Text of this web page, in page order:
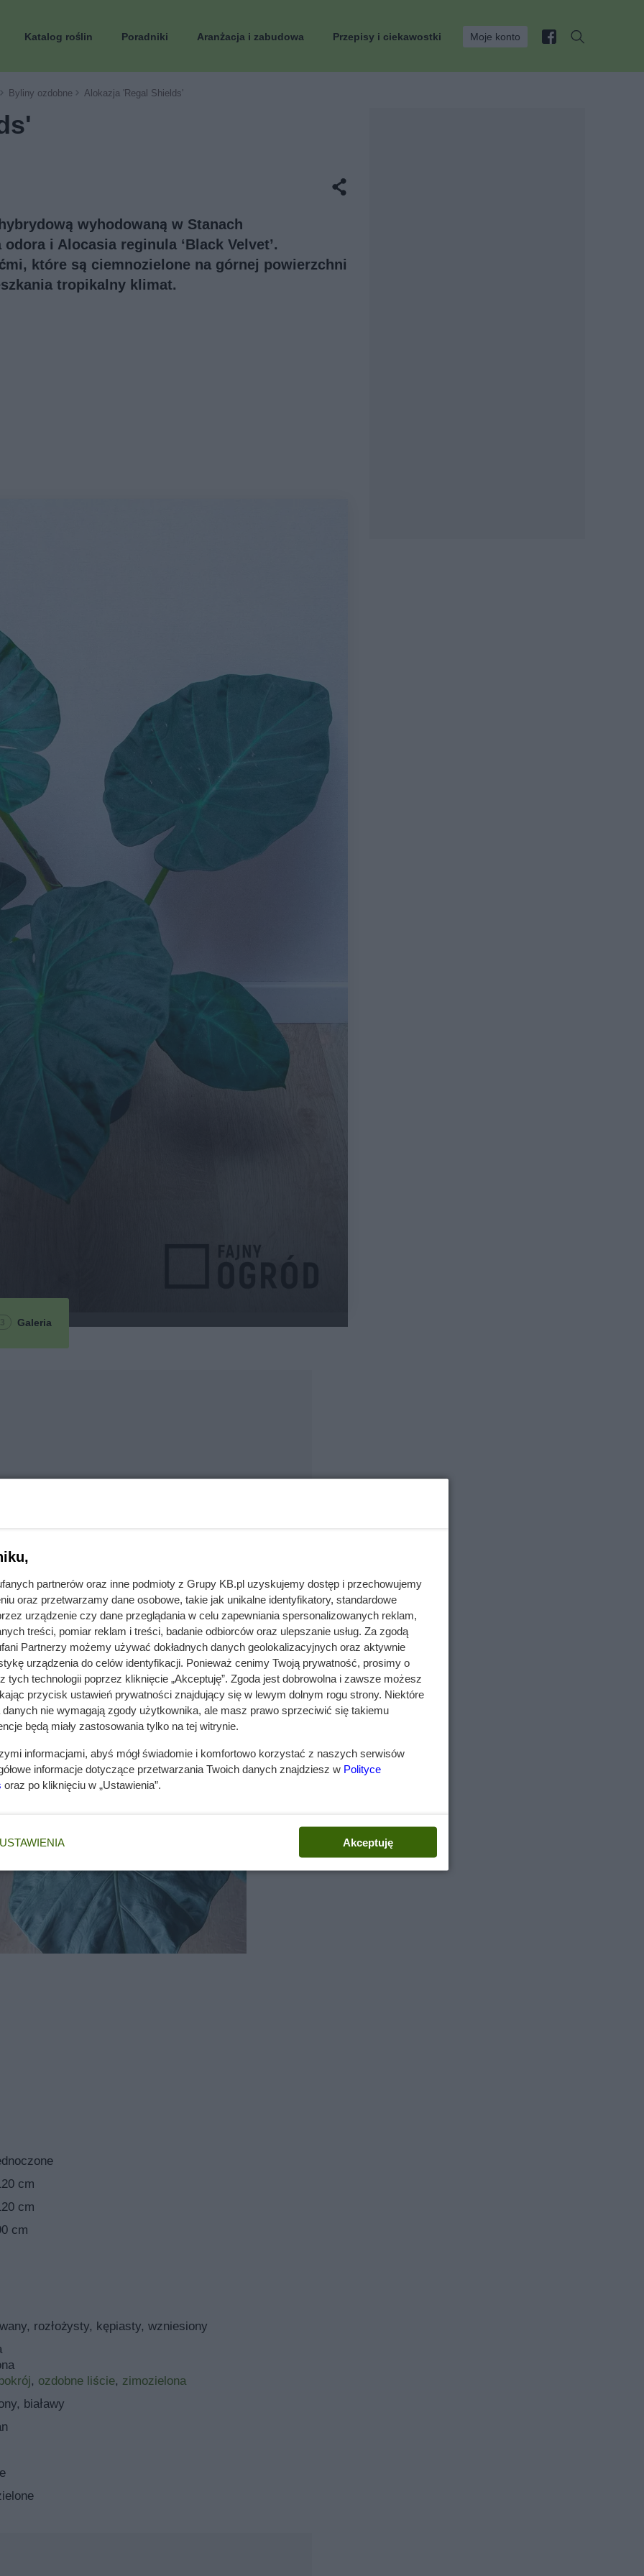
Katalog roślin Poradniki Aranżacja i zabudowa Przepisy i ciekawostki Moje konto
Byliny ozdobne Alokazja 'Regal Shields'
wyhodowaną w Stanach
i Alocasia reginula ‘Black Velvet’.
które są ciemnozielone na górnej powierzchni
tropikalny klimat.
3 Galeria
Shields'(łac.Alocasia 'Regal Shields') znana też jako
shields
> alokazja > alokazja 'Regal Shields'
alocasia 'regal shields'to bylina.
alokazja regal shields
polskich warunkach nadaje się do miejsc uprawy takich jak
ciekawy pokrój, ozdobne liście i zimozielona. Alokazja regal
cm i po 5 latach osiąga wysokość od 30 do 120 cm i
jest wyprostowany, rozłożysty, kępiasty i wzniesiony.
jak jasnozielony i białawy które kwitną w miesiącach
i sercowate
i kwietniu . Alokazja regal shields najbardziej lubi
jest umiarkowanie trudny. Idealny odczyn gleby to lekko
szkodniki.
to a najczęściej niszczące ją szkodniki to przędziorki.
cyklicznego przycinania.
cm
cm
cm
rozłożysty, kępiasty, wzniesiony
, ozdobne liście, zimozielona
białawy
partnerów oraz inne podmioty z Grupy KB.pl uzyskujemy dostęp i przechowujemy
oraz przetwarzamy dane osobowe, takie jak unikalne identyfikatory, standardowe
urządzenie czy dane przeglądania w celu zapewniania spersonalizowanych reklam,
treści, pomiar reklam i treści, badanie odbiorców oraz ulepszanie usług. Za zgodą
Partnerzy możemy używać dokładnych danych geolokalizacyjnych oraz aktywnie
urządzenia do celów identyfikacji. Ponieważ cenimy Twoją prywatność, prosimy o
tych technologii poprzez kliknięcie „Akceptuję”. Zgoda jest dobrowolna i zawsze możesz
przycisk ustawień prywatności znajdujący się w lewym dolnym rogu strony. Niektóre
danych nie wymagają zgody użytkownika, ale masz prawo sprzeciwić się takiemu
będą miały zastosowania tylko na tej witrynie.
informacjami, abyś mógł świadomie i komfortowo korzystać z naszych serwisów
informacje dotyczące przetwarzania Twoich danych znajdziesz w Polityce
oraz po kliknięciu w „Ustawienia”.
USTAWIENIA Akceptuję